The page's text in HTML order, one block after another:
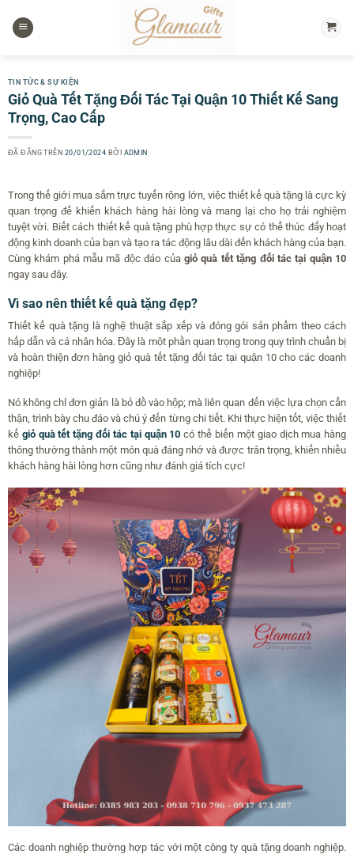
đến
TIN TỨC & SỰ KIỆN
Giỏ Quà Tết Tặng Đối Tác Tại Quận 10 Thiết Kế Sang
Trọng, Cao Cấp
ĐÃ ĐĂNG TRÊN 20/01/2024 BỞI ADMIN
Trong thế giới mua sắm trực tuyến rộng lớn, việc thiết kế quà tặng là cực kỳ
quan trọng để khiến khách hàng hài lòng và mang lại cho họ trải nghiệm
tuyệt vời. Biết cách thiết kế quà tặng phù hợp thực sự có thể thúc đẩy hoạt
động kinh doanh của bạn và tạo ra tác động lâu dài đến khách hàng của bạn.
Cùng khám phá mẫu mã độc đáo của giỏ quà tết tặng đối tác tại quận 10
ngay sau đây.
Vì sao nên thiết kế quà tặng đẹp?
Thiết kế quà tặng là nghệ thuật sắp xếp và đóng gói sản phẩm theo cách
hấp dẫn và cá nhân hóa. Đây là một phần quan trọng trong quy trình chuẩn bị
và hoàn thiện đơn hàng giỏ quà tết tặng đối tác tại quận 10 cho các doanh
nghiệp!
Nó không chỉ đơn giản là bỏ đồ vào hộp; mà liên quan đến việc lựa chọn cẩn
thận, trình bày chu đáo và chú ý đến từng chi tiết. Khi thực hiện tốt, việc thiết
kế giỏ quà tết tặng đối tác tại quận 10 có thể biến một giao dịch mua hàng
thông thường thành một món quà đáng nhớ và được trân trọng, khiến nhiều
khách hàng hài lòng hơn cũng như đánh giá tích cực!
Các doanh nghiệp thường hợp tác với một công ty quà tặng doanh nghiệp.